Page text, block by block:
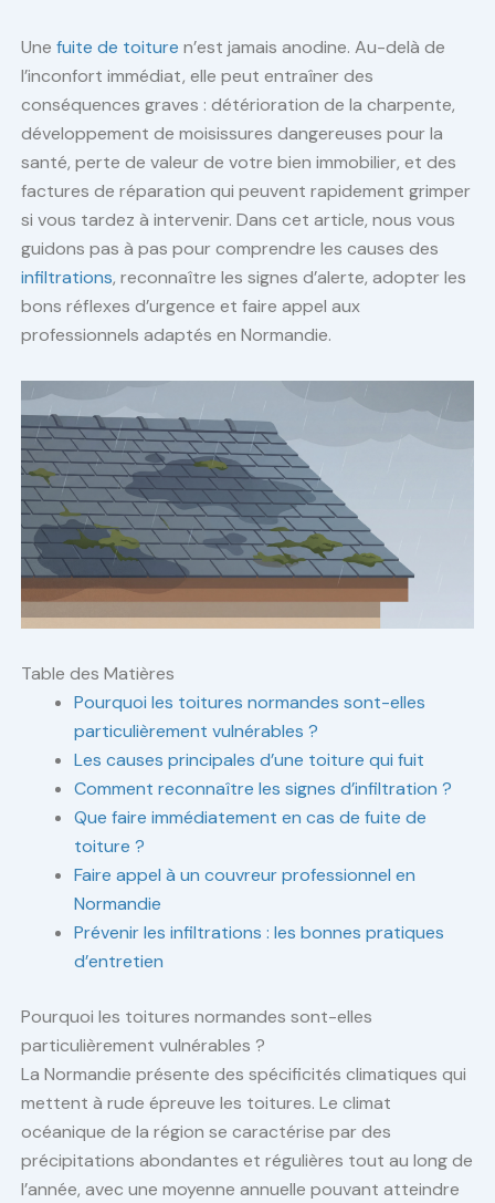
Une fuite de toiture n’est jamais anodine. Au-delà de
l’inconfort immédiat, elle peut entraîner des
conséquences graves : détérioration de la charpente,
développement de moisissures dangereuses pour la
santé, perte de valeur de votre bien immobilier, et des
factures de réparation qui peuvent rapidement grimper
si vous tardez à intervenir. Dans cet article, nous vous
guidons pas à pas pour comprendre les causes des
infiltrations, reconnaître les signes d’alerte, adopter les
bons réflexes d’urgence et faire appel aux
professionnels adaptés en Normandie.
Table des Matières
Pourquoi les toitures normandes sont-elles
particulièrement vulnérables ?
Les causes principales d’une toiture qui fuit
Comment reconnaître les signes d’infiltration ?
Que faire immédiatement en cas de fuite de
toiture ?
Faire appel à un couvreur professionnel en
Normandie
Prévenir les infiltrations : les bonnes pratiques
d’entretien
Pourquoi les toitures normandes sont-elles
particulièrement vulnérables ?
La Normandie présente des spécificités climatiques qui
mettent à rude épreuve les toitures. Le climat
océanique de la région se caractérise par des
précipitations abondantes et régulières tout au long de
l’année, avec une moyenne annuelle pouvant atteindre